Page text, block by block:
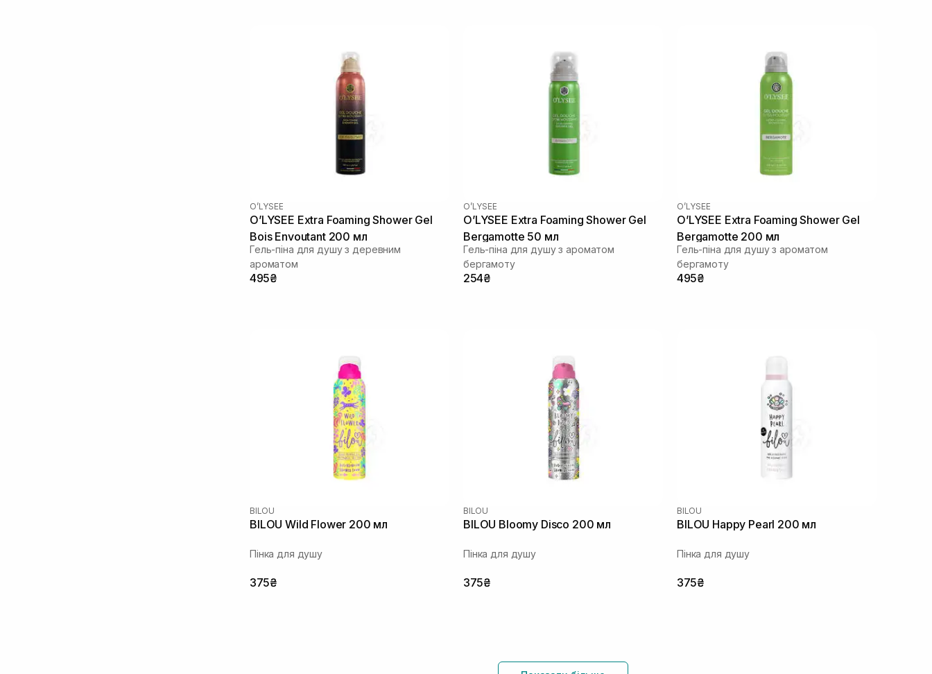
O’LYSEE
O’LYSEE Extra Foaming Shower Gel
Bois Envoutant 200 мл
Гель-піна для душу з деревним
ароматом
495₴
O’LYSEE
O’LYSEE Extra Foaming Shower Gel
Bergamotte 50 мл
Гель-піна для душу з ароматом
бергамоту
254₴
O’LYSEE
O’LYSEE Extra Foaming Shower Gel
Bergamotte 200 мл
Гель-піна для душу з ароматом
бергамоту
495₴
BILOU
BILOU Wild Flower 200 мл
Пінка для душу
375₴
BILOU
BILOU Bloomy Disco 200 мл
Пінка для душу
375₴
BILOU
BILOU Happy Pearl 200 мл
Пінка для душу
375₴